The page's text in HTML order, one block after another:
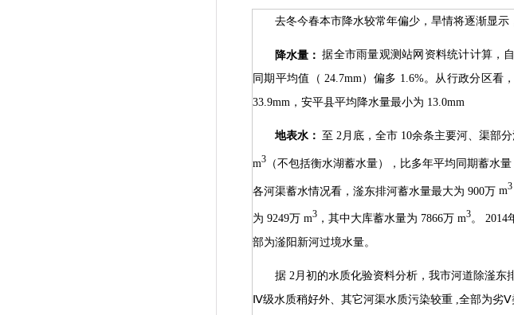
去冬今春本市降水较常年偏少，旱情将逐渐显示
降水量： 据全市雨量观测站网资料统计计算，
同期平均值（24.7mm）偏多 1.6%。从行政分区看
33.9mm ，安平县平均降水量最小为 13.0mm
地表水： 至 2月底，全市 10余条主要河、渠部
m3 （不包括衡水湖蓄水量），比多年平均同期蓄水量
各河渠蓄水情况看，滏东排河蓄水量最大为 900万 m3
为 9249万 m3 ，其中大库蓄水量为 7866万 m3。 2014
部为滏阳新河过境水量。
据 2 月初的水质化验资料分析，我市河道除滏东
Ⅳ级水质稍好外、其它河渠水质污染较重 全部为劣Ⅴ